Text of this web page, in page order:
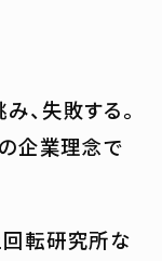
、失敗する。
企業理念で
転研究所な